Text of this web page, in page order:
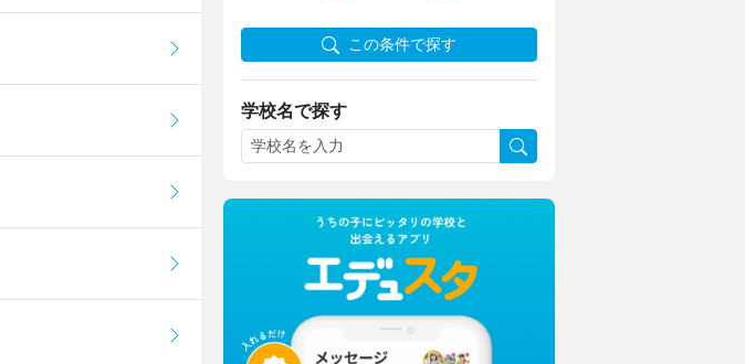
この条件で探す
学校名で探す